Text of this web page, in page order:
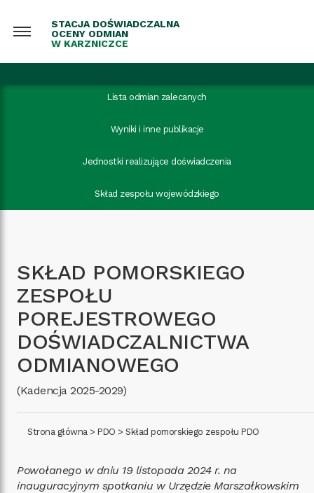
STACJA DOŚWIADCZALNA
OCENY ODMIAN
W KARZNICZCE
Lista odmian zalecanych
Wyniki i inne publikacje
Jednostki realizujące doświadczenia
Skład zespołu wojewódzkiego
SKŁAD POMORSKIEGO
ZESPOŁU
POREJESTROWEGO
DOŚWIADCZALNICTWA
ODMIANOWEGO
(Kadencja 2025-2029)
Strona główna> PDO > Skład pomorskiego zespołu PDO
Powołanego w dniu 19 listopada 2024 r. na
inauguracyjnym spotkaniu w Urzędzie Marszałkowskim